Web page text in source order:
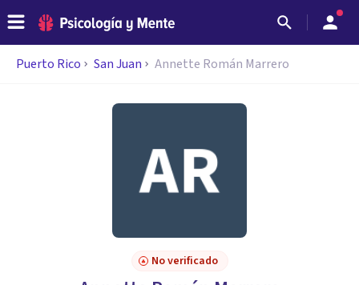
Puerto Rico San Juan Annette Román Marrero
No verificado